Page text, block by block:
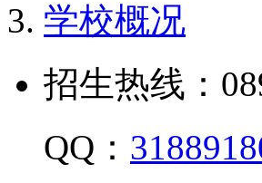
学校概况
招生热线：
QQ：